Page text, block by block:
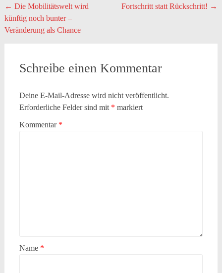
Beitragsnavigation
← Die Mobilitätswelt wird
künftig noch bunter –
Veränderung als Chance
Fortschritt statt Rückschritt! →
Schreibe einen Kommentar
Deine E-Mail-Adresse wird nicht veröffentlicht.
Erforderliche Felder sind mit * markiert
Kommentar *
Name *